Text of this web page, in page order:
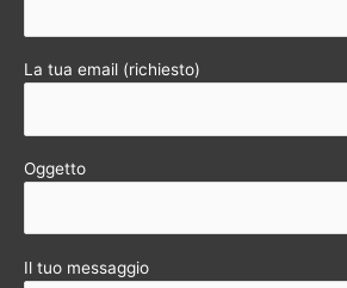
La tua email (richiesto)
Oggetto
Il tuo messaggio